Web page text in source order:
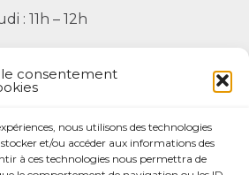
consentement
nous utilisons des technologies
et/ou accéder aux informations des
à ces technologies nous permettra de
: 11h – 12h
légales